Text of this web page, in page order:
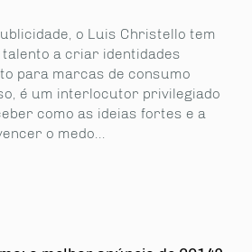
o Luis Christello tem
a criar identidades
para marcas de consumo
é um interlocutor privilegiado
como as ideias fortes e a
o medo...